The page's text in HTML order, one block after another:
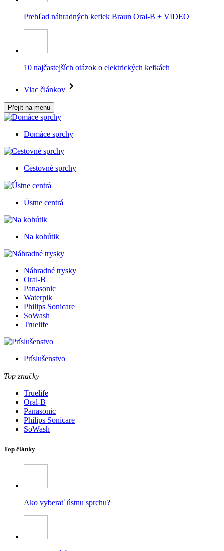
Prehľad náhradných kefiek Braun Oral-B + VIDEO
10 najčastejších otázok o elektrických kefkách
Viac článkov
Přejít na menu
Domáce sprchy
Cestovné sprchy
Ústne centrá
Na kohútik
Náhradné trysky
Oral-B
Panasonic
Waterpik
Philips Sonicare
SoWash
Truelife
Príslušenstvo
Top značky
Truelife
Oral-B
Panasonic
Philips Sonicare
SoWash
Top články
Ako vyberať ústnu sprchu?